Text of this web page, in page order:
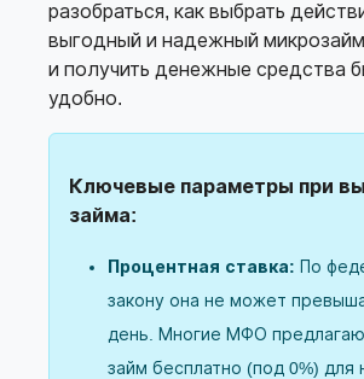
следующих МФО
Займы с лучшими отзывами
Где лучше взять займ онлайн?
Как выбрать надежное МФО
займа?
Какие документы необходимы
получения займа онлайн?
Могу ли я взять займ с плохой
разобраться, как выбрать
выгодный и надежный
и получить денежные средства
удобно.
Ключевые параметры при
займа:
Процентная ставка: По
закону она не может
день. Многие МФО
займ бесплатно (под 0%) для